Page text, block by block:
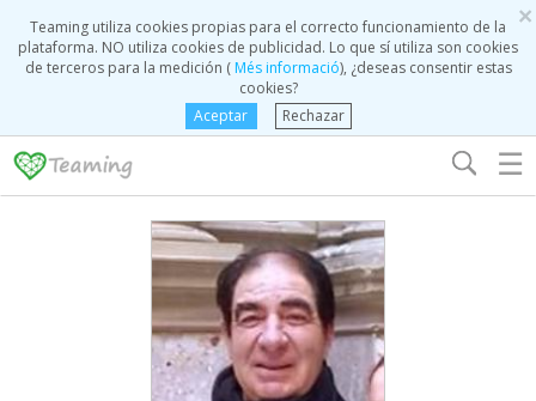
×
Teaming utiliza cookies propias para el correcto funcionamiento de la
plataforma. NO utiliza cookies de publicidad. Lo que sí utiliza son cookies
de terceros para la medición (Més informació), ¿deseas consentir estas
cookies?
Aceptar
Rechazar
☰